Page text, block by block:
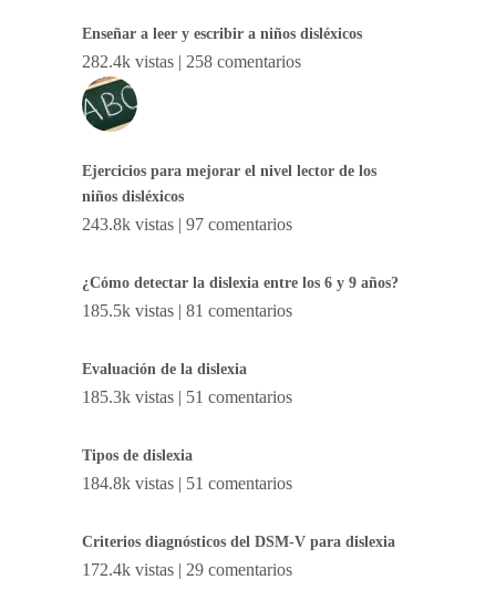
Enseñar a leer y escribir a niños disléxicos
282.4k vistas | 258 comentarios
Ejercicios para mejorar el nivel lector de los
niños disléxicos
243.8k vistas | 97 comentarios
¿Cómo detectar la dislexia entre los 6 y 9 años?
185.5k vistas | 81 comentarios
Evaluación de la dislexia
185.3k vistas | 51 comentarios
Tipos de dislexia
184.8k vistas | 51 comentarios
Criterios diagnósticos del DSM-V para dislexia
172.4k vistas | 29 comentarios